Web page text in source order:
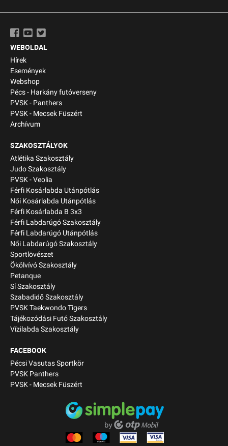
WEBOLDAL
Hírek
Események
Webshop
Pécs - Harkány futóverseny
PVSK - Panthers
PVSK - Mecsek Füszért
Archívum
SZAKOSZTÁLYOK
Atlétika Szakosztály
Judo Szakosztály
PVSK - Veolia
Férfi Kosárlabda Utánpótlás
Női Kosárlabda Utánpótlás
Férfi Kosárlabda B 3x3
Férfi Labdarúgó Szakosztály
Férfi Labdarúgó Utánpótlás
Női Labdarúgó Szakosztály
Sportlövészet
Ökölvívó Szakosztály
Petanque
Sí Szakosztály
Szabadidő Szakosztály
PVSK Taekwondo Tigers
Tájékozódási Futó Szakosztály
Vízilabda Szakosztály
FACEBOOK
Pécsi Vasutas Sportkör
PVSK Panthers
PVSK - Mecsek Füszért